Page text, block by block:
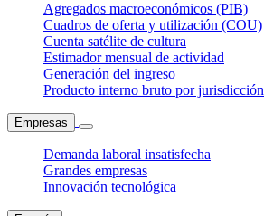
Agregados macroeconómicos (PIB)
Cuadros de oferta y utilización (COU)
Cuenta satélite de cultura
Estimador mensual de actividad
Generación del ingreso
Producto interno bruto por jurisdicción
Empresas
Demanda laboral insatisfecha
Grandes empresas
Innovación tecnológica